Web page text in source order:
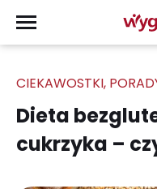
CIEKAWOSTKI,
Dieta
cukrzyka –